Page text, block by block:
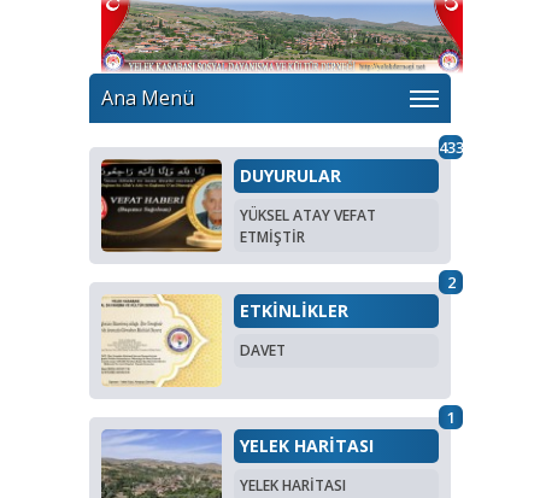
Ana Menü
433
DUYURULAR
YÜKSEL ATAY VEFAT
ETMİŞTİR
2
ETKİNLİKLER
DAVET
1
YELEK HARİTASI
YELEK HARİTASI